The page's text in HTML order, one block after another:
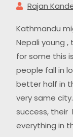
Rajan
Kathmandu
Nepali young
for some this
people fall in
better half in
very same
success, their
everything in